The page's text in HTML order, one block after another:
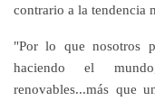
contrario a la tendencia
"Por lo que nosotros
haciendo el
renovables...más que